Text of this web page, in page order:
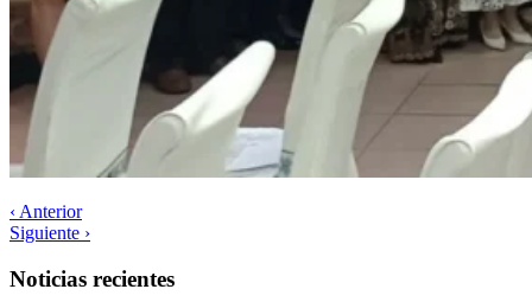
‹ Anterior
Siguiente ›
Noticias recientes